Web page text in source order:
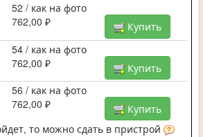
52 / как на фото
762,00 ₽
Купить
54 / как на фото
762,00 ₽
Купить
56 / как на фото
762,00 ₽
Купить
то можно сдать в пристрой